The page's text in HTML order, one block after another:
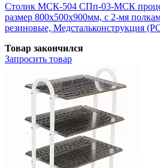
Столик МСК-504 СПп-03-МСК
размер 800х500х900мм, с 2-мя
резиновые, Медстальконструкция
Товар закончился
Запросить товар